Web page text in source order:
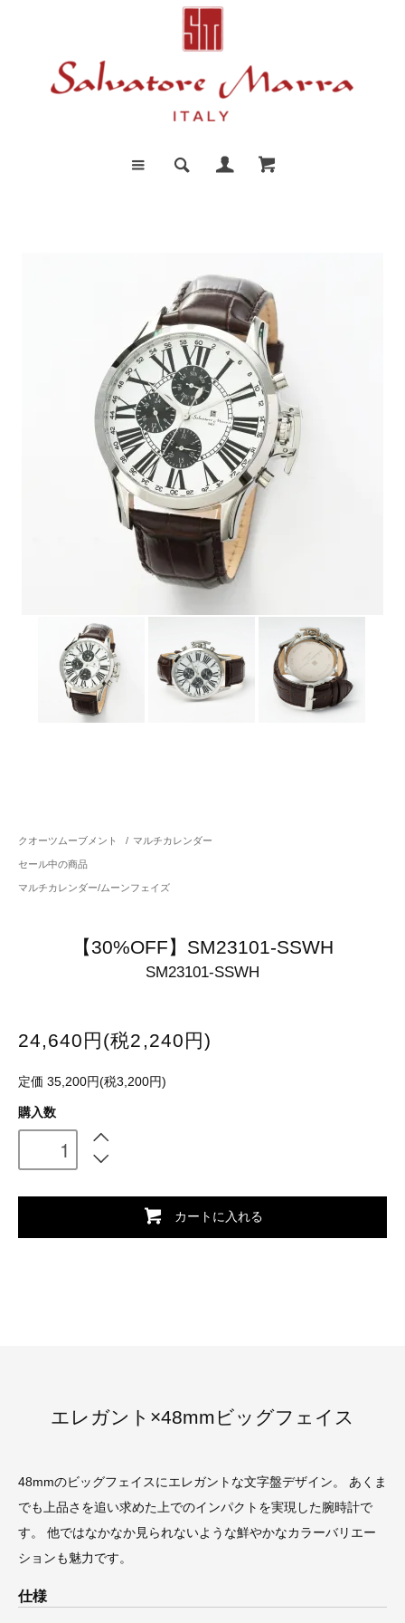
クオーツムーブメント / マルチカレンダー
セール中の商品
マルチカレンダー/ムーンフェイズ
【30%OFF】SM23101-SSWH
SM23101-SSWH
24,640円(税2,240円)
定価 35,200円(税3,200円)
購入数
カートに入れる
エレガント×48mmビッグフェイス
48mmのビッグフェイスにエレガントな文字盤デザイン。 あくま
でも上品さを追い求めた上でのインパクトを実現した腕時計で
す。 他ではなかなか見られないような鮮やかなカラーバリエー
ションも魅力です。
仕様